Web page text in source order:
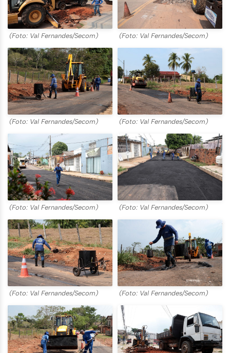
(Foto: Val Fernandes/Secom) (Foto: Val Fernandes/Secom)
(Foto: Val Fernandes/Secom) (Foto: Val Fernandes/Secom)
(Foto: Val Fernandes/Secom) (Foto: Val Fernandes/Secom)
(Foto: Val Fernandes/Secom) (Foto: Val Fernandes/Secom)